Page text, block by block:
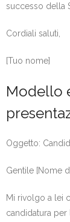
successo della
Cordiali saluti,
[Tuo nome]
Modello
Oggetto:
Gentile [Nome
Mi rivolgo a lei
candidatura